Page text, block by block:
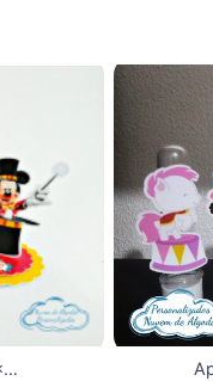
Aplique 3d de latinha 5x5 Circo do Mickey 3 camadas